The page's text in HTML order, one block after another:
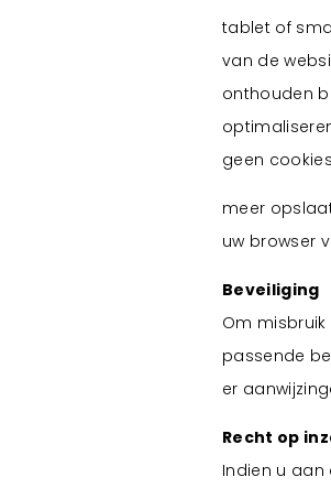
tablet of
van de
onthouden
geen cookies
meer
uw browser
Beveiliging
Om
passende
er
Recht op
Indien u aan